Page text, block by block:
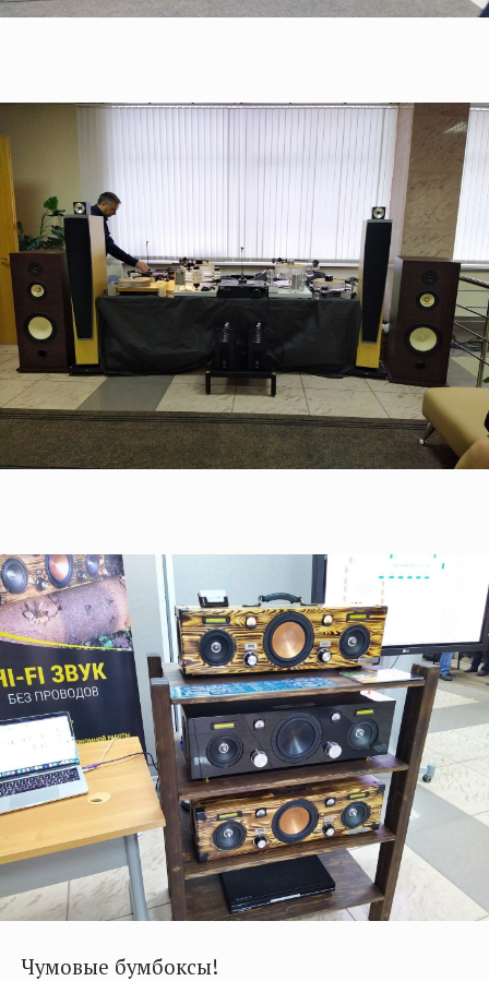
Чумовые бумбоксы!